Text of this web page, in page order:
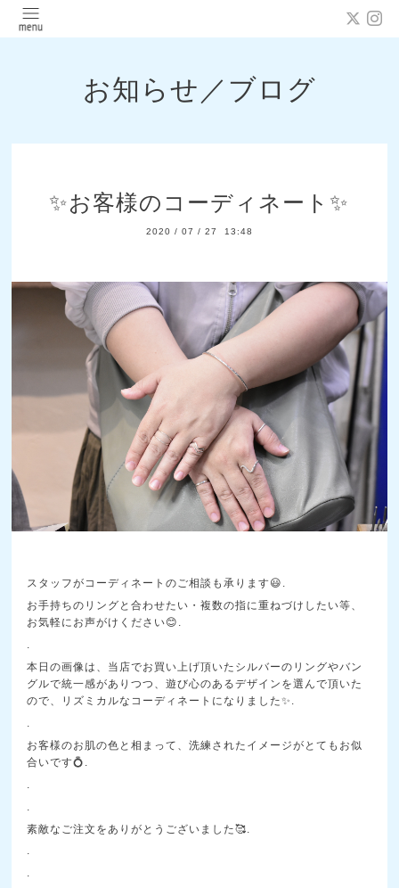
お知らせ／ブログ
✨お客様のコーディネート✨
2020 / 07 / 27 13:48
スタッフがコーディネートのご相談も承ります😃.
お手持ちのリングと合わせたい・複数の指に重ねづけしたい等、
お気軽にお声がけください😊.
.
本日の画像は、当店でお買い上げ頂いたシルバーのリングやバン
グルで統一感がありつつ、遊び心のあるデザインを選んで頂いた
ので、リズミカルなコーディネートになりました✨.
.
お客様のお肌の色と相まって、洗練されたイメージがとてもお似
合いです💍.
素敵なご注文をありがとうございました🥰.
.
.